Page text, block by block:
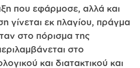
που εφάρμοσε, αλλά και
γίνεται εκ πλαγίου, πράγμα
στο πόρισμα της
στο
και διατακτικού και